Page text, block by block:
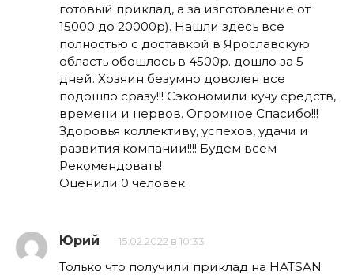
готовый приклад, а за изготовление от
15000 до 20000р). Нашли здесь все
полностью с доставкой в Ярославскую
область обошлось в 4500р. дошло за 5
дней. Хозяин безумно доволен все
подошло сразу!!! Сэкономили кучу средств,
времени и нервов. Огромное Спасибо!!!
Здоровья коллективу, успехов, удачи и
развития компании!!!! Будем всем
Рекомендовать!
Оценили 0 человек
Юрий 15.02.2022 в 10:33
Только что получили приклад на HATSAN